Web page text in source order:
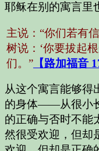
耶稣在别的寓言里
主说：“你们若有
树说：‘你要拔起
们。” 【路加福音
从这个寓言能够
的身体——从很小
的正确与否时不能
然很受欢迎，但却